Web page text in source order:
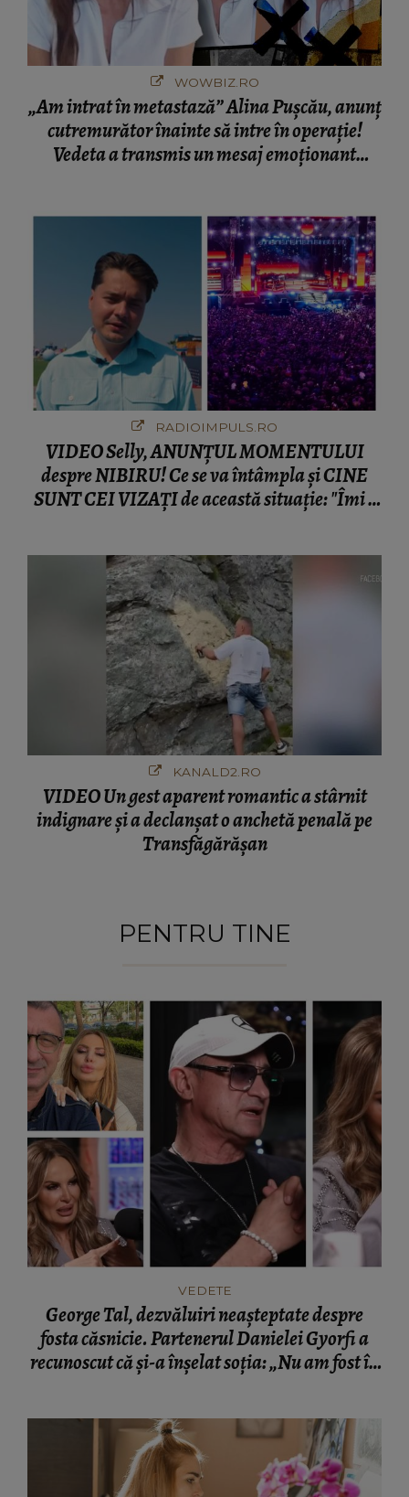
WOWBIZ.RO
„Am intrat în metastază” Alina Pușcău, anunț
cutremurător înainte să intre în operație!
Vedeta a transmis un mesaj emoționant
RADIOIMPULS.RO
VIDEO Selly, ANUNȚUL MOMENTULUI
despre NIBIRU! Ce se va întâmpla și CINE
SUNT CEI VIZAȚI de această situație: "Îmi e
KANALD2.RO
VIDEO Un gest aparent romantic a stârnit
indignare și a declanșat o anchetă penală pe
Transfăgărășan
PENTRU TINE
VEDETE
George Tal, dezvăluiri neașteptate despre
fosta căsnicie. Partenerul Danielei Gyorfi a
recunoscut că și-a înșelat soția: „Nu am fost în